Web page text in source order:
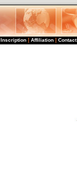
Inscription | Affiliation | Contact